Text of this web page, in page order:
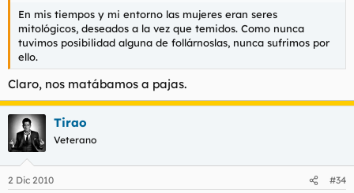
En mis tiempos y mi entorno las mujeres eran seres
mitológicos, deseados a la vez que temidos. Como nunca
tuvimos posibilidad alguna de follárnoslas, nunca sufrimos por
ello.
Claro, nos matábamos a pajas.
Tirao
Veterano
2 Dic 2010 #34